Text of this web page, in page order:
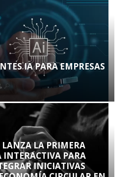
IA PARA EMPRESAS
LANZA LA PRIMERA
INTERACTIVA PARA
INICIATIVAS